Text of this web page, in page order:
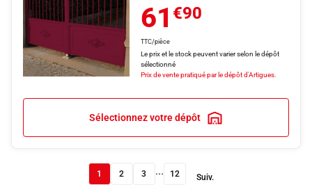
61 €90
TTC/pièce
Le prix et le stock peuvent varier selon le dépôt
sélectionné
Prix de vente pratiqué par le dépôt d'Artigues.
Sélectionnez votre dépôt
1 2 3 ... 12 Suiv.